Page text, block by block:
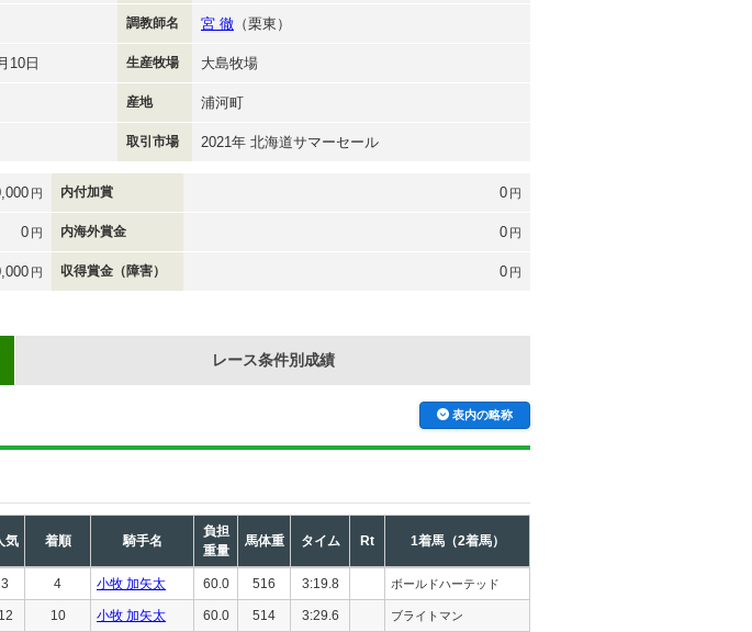
調教師名 宮 徹 （栗東）
10日 生産牧場 大島牧場
産地 浦河町
取引市場 2021年 北海道サマーセール
円 内付加賞 0 円
0 円 内海外賞金 0 円
円 収得賞金（障害） 0 円
レース条件別成績
表内の略称
気 着順 騎手名
負担
重量
馬体重 タイム Rt 1着馬（2着馬）
3 4 小牧 加矢太 60.0 516 3:19.8 ボールドハーテッド
12 10 小牧 加矢太 60.0 514 3:29.6 ブライトマン